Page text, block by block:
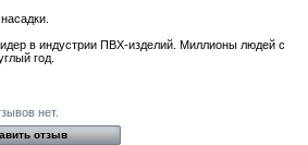
в индустрии ПВХ-изделий. Миллионы людей с
год.
нет.